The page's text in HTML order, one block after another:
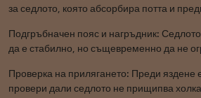
за седлото, която абсорбира потта и
Подгръбначен пояс и нагръдник: Седлото
да е стабилно, но същевременно да не
Проверка на прилягането: Преди яздене
провери дали седлото не прищипва